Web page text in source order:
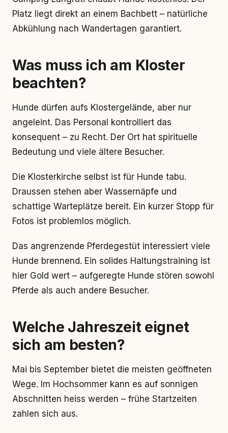
Platz liegt direkt an einem Bachbett – natürliche
Abkühlung nach Wandertagen garantiert.
Was muss ich am Kloster
beachten?
Hunde dürfen aufs Klostergelände, aber nur
angeleint. Das Personal kontrolliert das
konsequent – zu Recht. Der Ort hat spirituelle
Bedeutung und viele ältere Besucher.
Die Klosterkirche selbst ist für Hunde tabu.
Draussen stehen aber Wassernäpfe und
schattige Warteplätze bereit. Ein kurzer Stopp für
Fotos ist problemlos möglich.
Das angrenzende Pferdegestüt interessiert viele
Hunde brennend. Ein solides Haltungstraining ist
hier Gold wert – aufgeregte Hunde stören sowohl
Pferde als auch andere Besucher.
Welche Jahreszeit eignet
sich am besten?
Mai bis September bietet die meisten geöffneten
Wege. Im Hochsommer kann es auf sonnigen
Abschnitten heiss werden – frühe Startzeiten
zahlen sich aus.